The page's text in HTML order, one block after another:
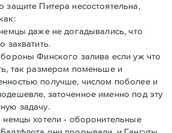
защите Питера несостоятельна,
даже не догадывались, что
захватить.
Финского залива если уж что
так размером поменьше и
получше, числом поболее и
заточенное именно под эту
задачу.
немцы хотели - оборонительные